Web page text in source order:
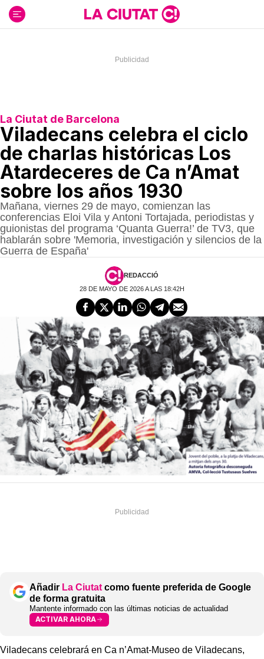
contenido
La Ciutat de Barcelona
Viladecans celebra el ciclo
de charlas históricas Los
Atardeceres de Ca n’Amat
sobre los años 1930
Mañana, viernes 29 de mayo, comienzan las
conferencias Eloi Vila y Antoni Tortajada, periodistas y
guionistas del programa ‘Quanta Guerra!’ de TV3, que
hablarán sobre 'Memoria, investigación y silencios de la
Guerra de España'
REDACCIÓ
28 DE MAYO DE 2026 A LAS 18:42H
Añadir La Ciutat como fuente preferida de Google
de forma gratuita
Mantente informado con las últimas noticias de actualidad
ACTIVAR AHORA
Viladecans celebrará en Ca n’Amat-Museo de Viladecans,